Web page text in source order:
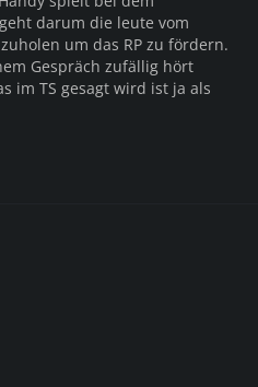
darum die leute vom
um das RP zu fördern.
Gespräch zufällig hört
im TS gesagt wird ist ja als